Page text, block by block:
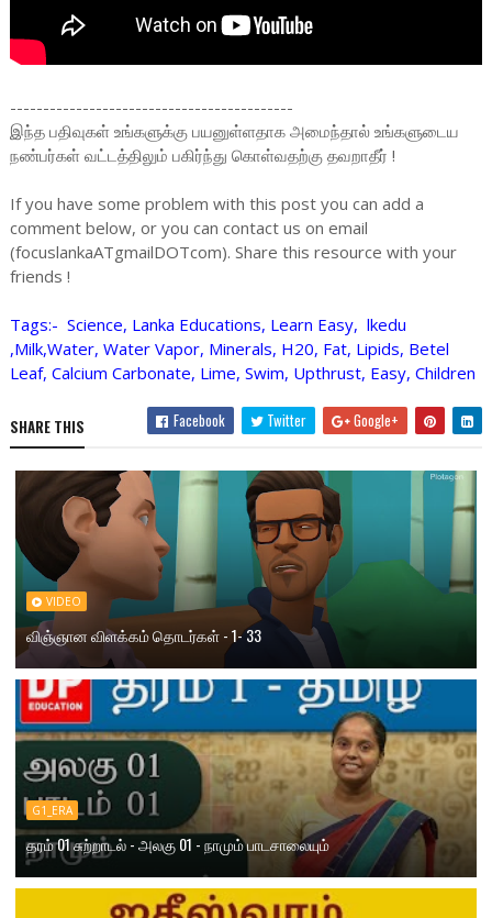
-------------------------------------------
இந்த பதிவுகள் உங்களுக்கு பயனுள்ளதாக அமைந்தால் உங்களுடைய
நண்பர்கள் வட்டத்திலும் பகிர்ந்து கொள்வதற்கு தவறாதீர் !
If you have some problem with this post you can add a
comment below, or you can contact us on email
(focuslankaATgmailDOTcom). Share this resource with your
friends !
Tags:- Science, Lanka Educations, Learn Easy, lkedu
,Milk,Water, Water Vapor, Minerals, H20, Fat, Lipids, Betel
Leaf, Calcium Carbonate, Lime, Swim, Upthrust, Easy, Children
SHARE THIS Facebook Twitter Google+
VIDEO
விஞ்ஞான விளக்கம் தொடர்கள் - 1- 33
G1_ERA
தரம் 01 சுற்றாடல் - அலகு 01 - நாமும் பாடசாலையும்